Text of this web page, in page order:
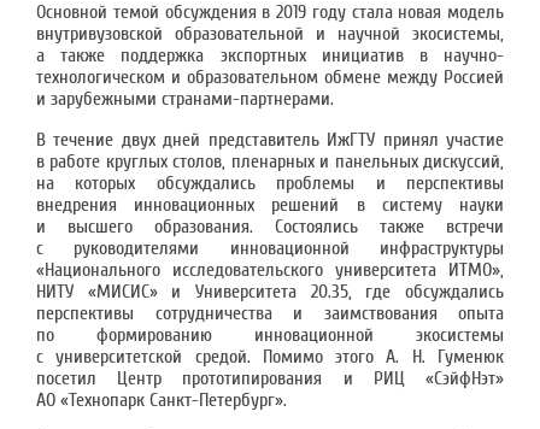
Основной темой обсуждения в 2019 году стала новая модель
внутривузовской образовательной и научной экосистемы,
а также поддержка экспортных инициатив в научно-
технологическом и образовательном обмене между Россией
и зарубежными странами-партнерами.
В течение двух дней представитель ИжГТУ принял участие
в работе круглых столов, пленарных и панельных дискуссий,
на которых обсуждались проблемы и перспективы
внедрения инновационных решений в систему науки
и высшего образования. Состоялись также встречи
с руководителями инновационной инфраструктуры
«Национального исследовательского университета ИТМО»,
НИТУ «МИСИС» и Университета 20.35, где обсуждались
перспективы сотрудничества и заимствования опыта
по формированию инновационной экосистемы
с университетской средой. Помимо этого А. Н. Гуменюк
посетил Центр прототипирования и РИЦ «СэйфНэт»
АО «Технопарк Санкт-Петербург».